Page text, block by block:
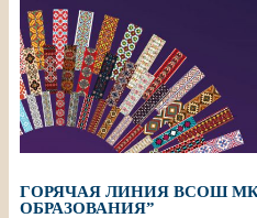
ГОРЯЧАЯ ЛИНИЯ ВСОШ
ОБРАЗОВАНИЯ”